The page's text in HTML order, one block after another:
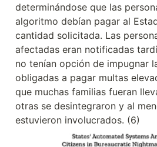
determinándose que las
algoritmo debían pagar al
cantidad solicitada. Las
afectadas eran notificadas
no tenían opción de impugnar
obligadas a pagar multas
que muchas familias fueran
otras se desintegraron y al
estuvieron involucrados. (6)